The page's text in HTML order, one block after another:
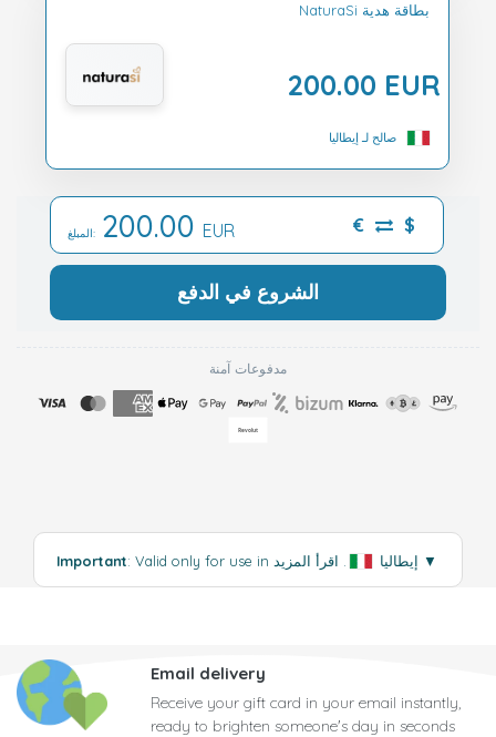
NaturaSi بطاقة هدية
200.00 EUR
صالح لـ إيطاليا
المبلغ: 200.00 EUR € $
الشروع في الدفع
مدفوعات آمنة
Important : Valid only for use in إيطاليا ▼
Email delivery
Receive your gift card in your email instantly,
ready to brighten someone's day in seconds